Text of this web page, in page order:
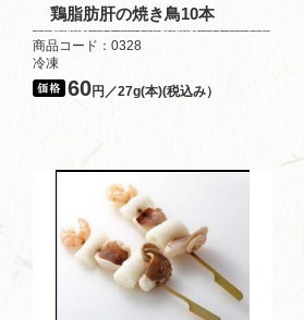
鶏脂肪肝の焼き鳥10本
商品コード：0328
冷凍
60円／27g(本)(税込み）